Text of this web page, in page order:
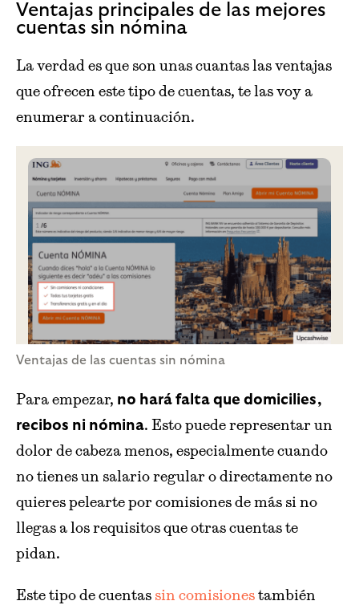
Ventajas principales de las mejores
cuentas sin nómina
La verdad es que son unas cuantas las ventajas
que ofrecen este tipo de cuentas, te las voy a
enumerar a continuación.
Ventajas de las cuentas sin nómina
Para empezar, no hará falta que domicilies,
recibos ni nómina. Esto puede representar un
dolor de cabeza menos, especialmente cuando
no tienes un salario regular o directamente no
quieres pelearte por comisiones de más si no
llegas a los requisitos que otras cuentas te
pidan.
Este tipo de cuentas sin comisionestambién